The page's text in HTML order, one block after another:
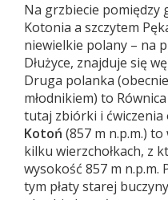
Na grzbiecie pomiędzy
Kotonia a szczytem
niewielkie polany – na
Dłużyce, znajduje się
Druga polanka
młodnikiem) to
tutaj zbiórki i ćwiczenia
Kotoń (857 m n.p.m.)
kilku wierzchołkach, z
wysokość 857 m n.p.m.
tym płaty starej